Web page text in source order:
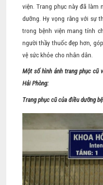
viện. Trang phục này đã làm
dưỡng. Hy vọng rằng với sự
trong bệnh viện mang tính
người thầy thuốc đẹp hơn,
vệ sức khỏe cho nhân dân.
Một số hình ảnh trang phục cũ
Hải Phòng:
Trang phục cũ của điều dưỡng